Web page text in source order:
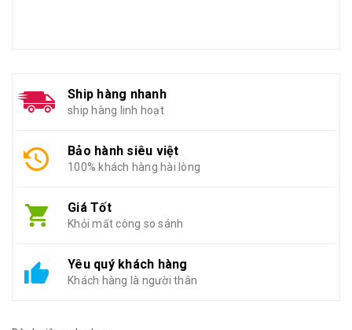
Ship hàng nhanh
ship hàng linh hoạt
Bảo hành siêu việt
100% khách hàng hài lòng
Giá Tốt
Khỏi mất công so sánh
Yêu quý khách hàng
Khách hàng là người thân